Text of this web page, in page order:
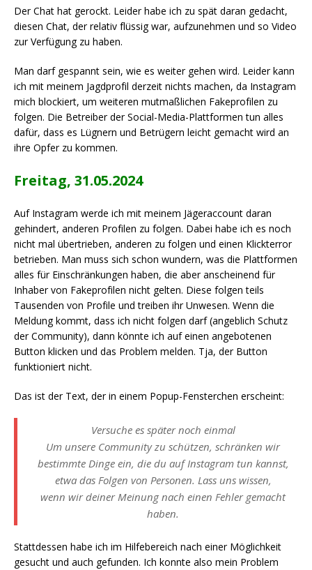
Der Chat hat gerockt. Leider habe ich zu spät daran gedacht,
diesen Chat, der relativ flüssig war, aufzunehmen und so Video
zur Verfügung zu haben.
Man darf gespannt sein, wie es weiter gehen wird. Leider kann
ich mit meinem Jagdprofil derzeit nichts machen, da Instagram
mich blockiert, um weiteren mutmaßlichen Fakeprofilen zu
folgen. Die Betreiber der Social-Media-Plattformen tun alles
dafür, dass es Lügnern und Betrügern leicht gemacht wird an
ihre Opfer zu kommen.
Freitag, 31.05.2024
Auf Instagram werde ich mit meinem Jägeraccount daran
gehindert, anderen Profilen zu folgen. Dabei habe ich es noch
nicht mal übertrieben, anderen zu folgen und einen Klickterror
betrieben. Man muss sich schon wundern, was die Plattformen
alles für Einschränkungen haben, die aber anscheinend für
Inhaber von Fakeprofilen nicht gelten. Diese folgen teils
Tausenden von Profile und treiben ihr Unwesen. Wenn die
Meldung kommt, dass ich nicht folgen darf (angeblich Schutz
der Community), dann könnte ich auf einen angebotenen
Button klicken und das Problem melden. Tja, der Button
funktioniert nicht.
Das ist der Text, der in einem Popup-Fensterchen erscheint:
Versuche es später noch einmal
Um unsere Community zu schützen, schränken wir
bestimmte Dinge ein, die du auf Instagram tun kannst,
etwa das Folgen von Personen. Lass uns wissen,
wenn wir deiner Meinung nach einen Fehler gemacht
haben.
Stattdessen habe ich im Hilfebereich nach einer Möglichkeit
gesucht und auch gefunden. Ich konnte also mein Problem